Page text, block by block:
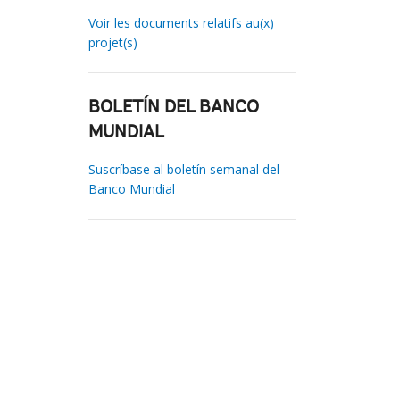
Voir les documents relatifs au(x)
projet(s)
BOLETÍN DEL BANCO
MUNDIAL
Suscríbase al boletín semanal del
Banco Mundial